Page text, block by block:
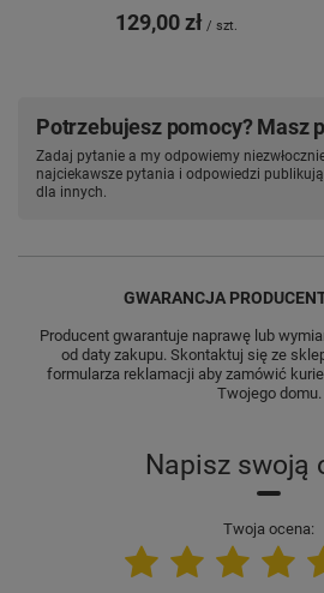
przyczepność.
lekka i dopasowana do
mikrofon i głośnik
korzystanie z
jest niezakłócone,
129,00 zł / szt.
Potrzebujesz pomocy? Masz
Zadaj pytanie a my odpowiemy
najciekawsze pytania i odpowiedzi
dla innych.
GWARANCJA
Producent gwarantuje naprawę lub
od daty zakupu. Skontaktuj się ze
formularza reklamacji aby zamówić
Twojego domu.
Napisz swoją
Twoja ocena: